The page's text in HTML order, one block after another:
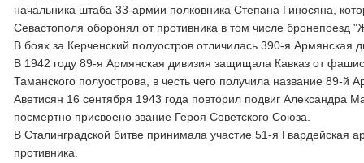
начальника штаба 33-армии полковника Степана Гиносяна,
Севастополя оборонял от противника в том числе бронепоезд
В боях за Керченский полуостров отличилась 390-я Армянская
В 1942 году 89-я Армянская дивизия защищала Кавказ от
Таманского полуострова, в честь чего получила название 89-
Аветисян 16 сентября 1943 года повторил подвиг Александра
посмертно присвоено звание Героя Советского Союза.
В Сталинградской битве принимала участие 51-я Гвардейская
противника.